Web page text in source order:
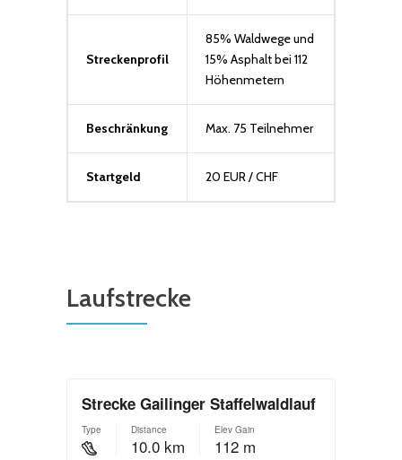
Streckenprofil
85% Waldwege und
15% Asphalt bei 112
Höhenmetern
Beschränkung Max. 75 Teilnehmer
Startgeld 20 EUR / CHF
Laufstrecke